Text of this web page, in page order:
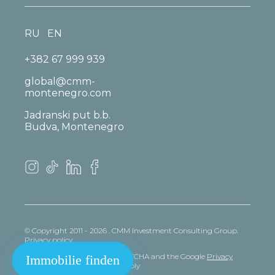
Immobilie finden
+382 67 999 939
global@cmm-
montenegro.com
Jadranski put b.b.
Budva, Montenegro
RU EN
© Copyright 2011 - 2026 . CMM Investment Consulting Group.
Privacy policy
This site is protected by reCAPTCHA and the Google Privacy
policyandTerms of Service apply